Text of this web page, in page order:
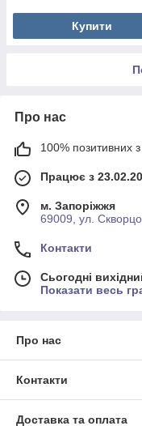
Купити
Про нас
100% позитивних з
Працює з
м. Запоріжжя
69009, ул.
Контакти
Сьогодні
Показати весь
Про нас
Контакти
Доставка та оплата